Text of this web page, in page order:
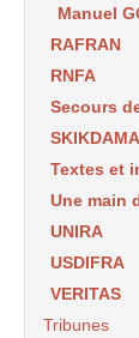
Manuel
RAFRAN
RNFA
Secours
Textes et
Une main
UNIRA
USDIFRA
VERITAS
Tribunes